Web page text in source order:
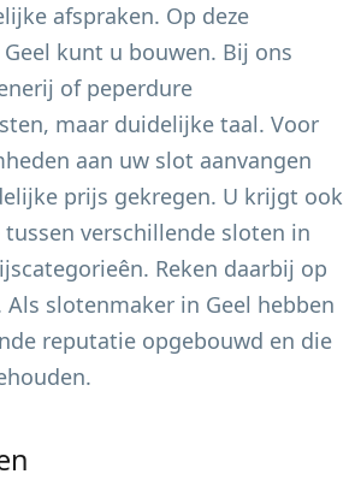
afspraken. Op deze
Geel kunt u bouwen. Bij ons
of peperdure
maar duidelijke taal. Voor
aan uw slot aanvangen
prijs gekregen. U krijgt ook
tussen verschillende sloten in
Reken daarbij op
Als slotenmaker in Geel hebben
reputatie opgebouwd en die